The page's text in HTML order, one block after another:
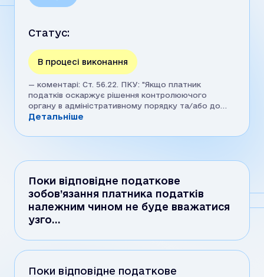
Поки відповідне податкове
зобов’язання платника податків
належним чином не буде вважатися
узго…
Поки відповідне податкове
Статус:
В процесі виконання
— коментарі: Ст. 56.22. ПКУ: "Якщо платник
податків оскаржує рішення контролюючого
органу в адміністративному порядку та/або до
суду, повідомлення особі про підозру у вчиненні
від сплати податків не може ґрунтуватися
органу до закінчення процедури
остаточного вирішення справи судом."
Детальніше